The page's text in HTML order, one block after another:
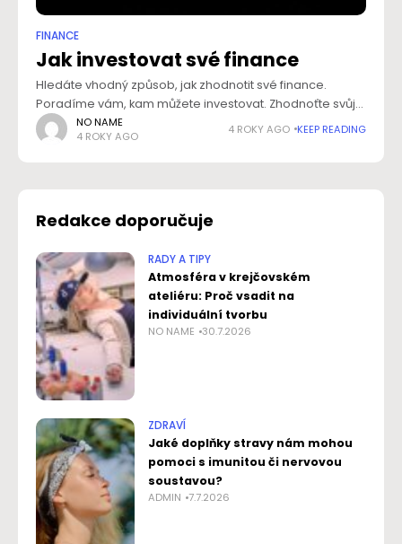
FINANCE
Jak investovat své finance
Hledáte vhodný způsob, jak zhodnotit své finance.
Poradíme vám, kam můžete investovat. Zhodnoťte svůj
majetek a vytvořte si dostatečnou finanční rezervu. Víte,
jak vysoká by měla být? Proč finanční rezerva
NO NAME
4 ROKY AGO
4 ROKY AGO KEEP READING
Redakce doporučuje
RADY A TIPY
Atmosféra v krejčovském
ateliéru: Proč vsadit na
individuální tvorbu
NO NAME 30.7.2026
ZDRAVÍ
Jaké doplňky stravy nám mohou
pomoci s imunitou či nervovou
soustavou?
ADMIN 7.7.2026